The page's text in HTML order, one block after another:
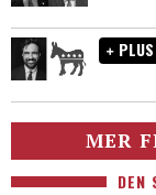
PLUS
MER
DEN